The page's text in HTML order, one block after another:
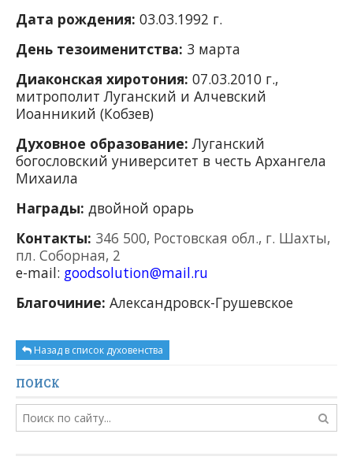
Дата рождения: 03.03.1992 г.
День тезоименитства: 3 марта
Диаконская хиротония: 07.03.2010 г.,
митрополит Луганский и Алчевский
Иоанникий (Кобзев)
Духовное образование: Луганский
богословский университет в честь Архангела
Михаила
Награды: двойной орарь
Контакты: 346 500, Ростовская обл., г. Шахты,
пл. Соборная, 2
e-mail: goodsolution@mail.ru
Благочиние: Александровск-Грушевское
Назад в список духовенства
ПОИСК